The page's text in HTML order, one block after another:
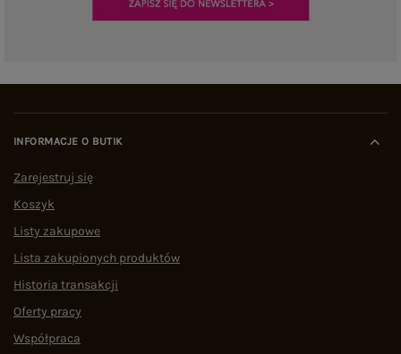
INFORMACJE O BUTIK
Zarejestruj się
Koszyk
Listy zakupowe
Lista zakupionych produktów
Historia transakcji
Oferty pracy
Współpraca